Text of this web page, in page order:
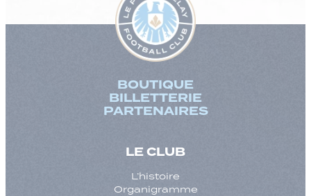
BOUTIQUE
BILLETTERIE
PARTENAIRES
LE CLUB
L’histoire
Organigramme